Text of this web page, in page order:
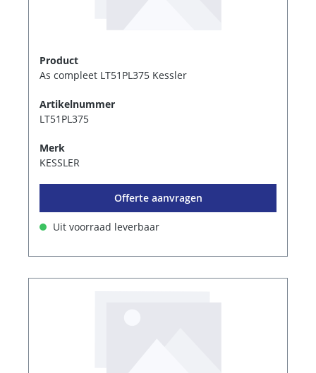
Product
As compleet LT51PL375 Kessler
Artikelnummer
LT51PL375
Merk
KESSLER
Offerte aanvragen
Uit voorraad leverbaar